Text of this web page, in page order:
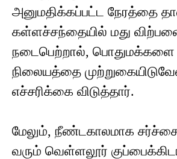
அனுமதிக்கப்பட்ட நேரத்தை
கள்ளச்சந்தையில் மது
நடைபெற்றால், பொதுமக்களை
நிலையத்தை
எச்சரிக்கை விடுத்தார்.
மேலும், நீண்டகாலமாக
வரும் வெள்ளலூர்